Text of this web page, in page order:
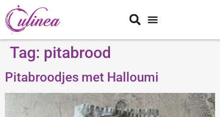
Tag: pitabrood
Pitabroodjes met Halloumi